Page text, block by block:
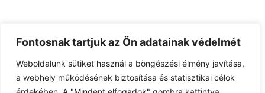
Fontosnak tartjuk az Ön adatainak védelmét
Weboldalunk sütiket használ a böngészési élmény javítása,
a webhely működésének biztosítása és statisztikai célok